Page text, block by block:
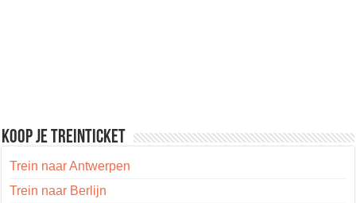
Koop je treinticket
Trein naar Antwerpen
Trein naar Berlijn